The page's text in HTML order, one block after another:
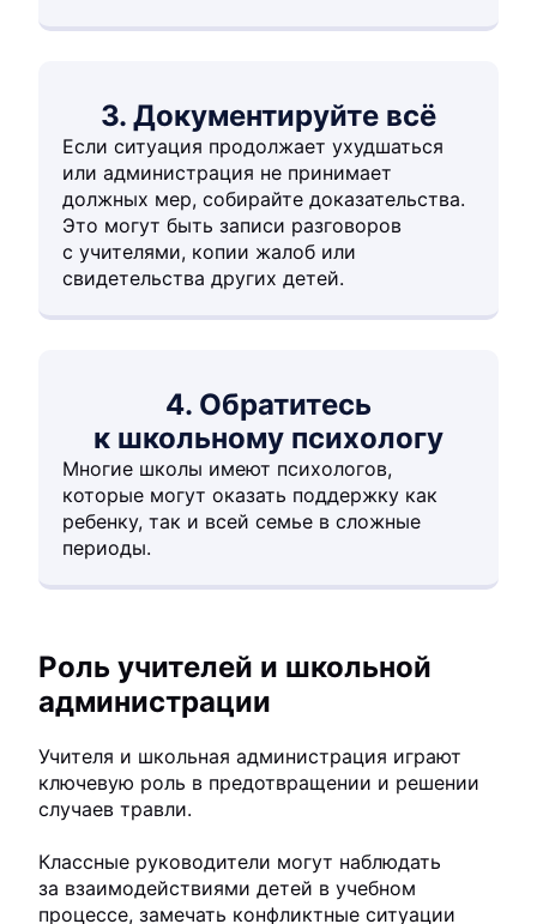
3. Документируйте всё
Если ситуация продолжает ухудшаться
или администрация не принимает
должных мер, собирайте доказательства.
Это могут быть записи разговоров
с учителями, копии жалоб или
свидетельства других детей.
4. Обратитесь
к школьному психологу
Многие школы имеют психологов,
которые могут оказать поддержку как
ребенку, так и всей семье в сложные
периоды.
Роль учителей и школьной
администрации
Учителя и школьная администрация играют
ключевую роль в предотвращении и решении
случаев травли.
Классные руководители могут наблюдать
за взаимодействиями детей в учебном
процессе, замечать конфликтные ситуации